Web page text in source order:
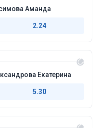
Аманда
2.24
Екатерина
5.30